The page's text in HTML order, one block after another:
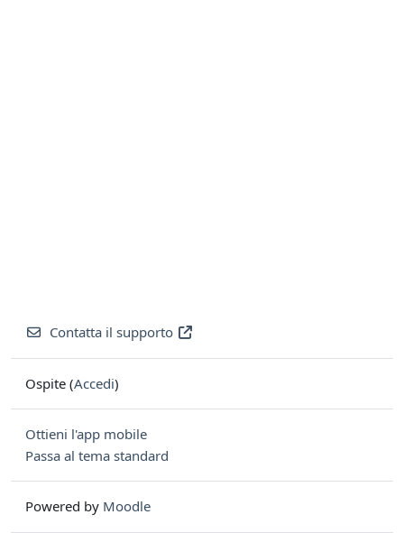
Contatta il supporto
Ospite (Accedi)
Ottieni l'app mobile
Passa al tema standard
Powered by Moodle